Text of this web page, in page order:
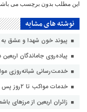
این مطلب بدون برچسب می
نوشته های مشابه
پیوند خون شهدا و عشق
پیاده‌روی جاماندگان
خدمت‌رسانی شبانه‌روزی
خدمات مواکب تا ۲روز پس از اربعین ادامه دارد
زائران اربعین از مرزهای